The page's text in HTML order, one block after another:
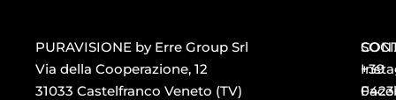
PURAVISIONE by Erre Group Srl
Via della Cooperazione, 12
31033 Castelfranco Veneto (TV)
+39
0423